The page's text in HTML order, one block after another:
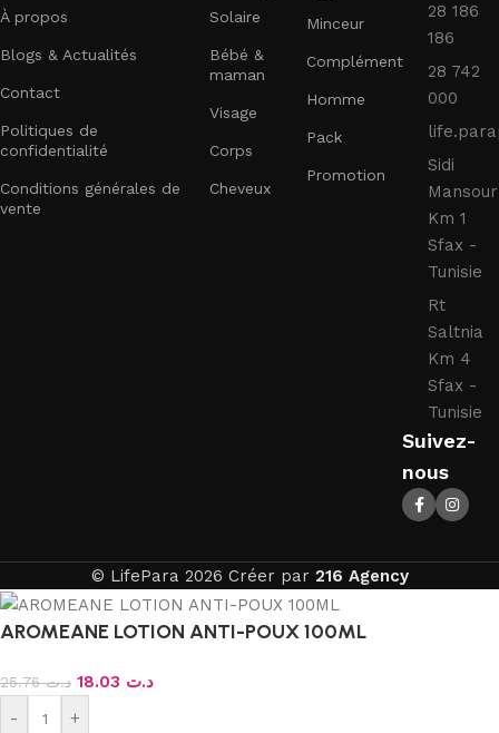
À propos
Blogs & Actualités
Contact
Politiques de
confidentialité
Conditions générales de
vente
Solaire
Bébé &
maman
Visage
Corps
Cheveux
Minceur
Complément
Homme
Pack
Promotion
28 186
186
28 742
000
Sidi
Mansour
Km 1
Sfax -
Tunisie
Rt
Saltnia
Km 4
Sfax -
Tunisie
Suivez-
nous
© LifePara 2026 Créer par 216 Agency
AROMEANE LOTION ANTI-POUX 100ML
د.ت25.76 د.ت
-
+